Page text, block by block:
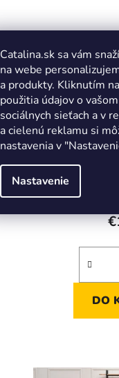
Catalina.sk sa vám
na webe
a produkty. Kliknutím
použitia údajov o
sociálnych sieťach a v
a cielenú reklamu si
nastavenia v
Nastavenie
DO